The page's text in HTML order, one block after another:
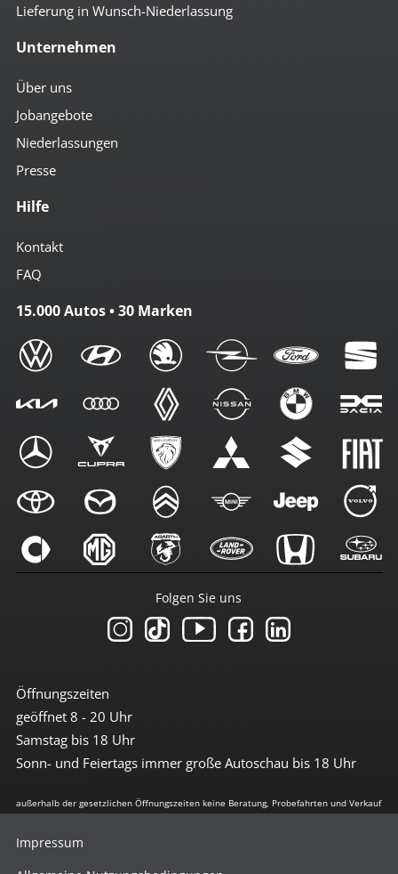
Lieferung in Wunsch-Niederlassung
Unternehmen
Über uns
Jobangebote
Niederlassungen
Presse
Hilfe
Kontakt
FAQ
15.000 Autos • 30 Marken
Öffnungszeiten
geöffnet 8 - 20 Uhr
Samstag bis 18 Uhr
Sonn- und Feiertags immer große Autoschau bis 18 Uhr
Folgen Sie uns
außerhalb der gesetzlichen Öffnungszeiten keine Beratung, Probefahrten und Verkauf
Impressum